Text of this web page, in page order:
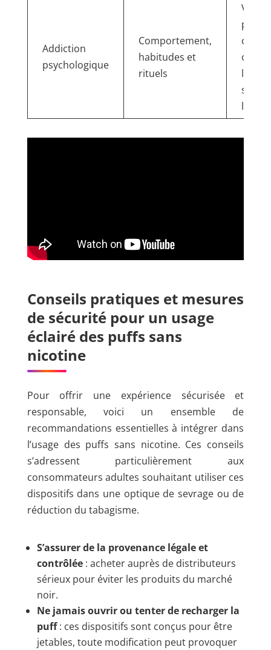
Addiction
psychologique
Comportement,
habitudes et
rituels
plus
courte
ou
selon
Conseils pratiques et mesures
de sécurité pour un usage
éclairé des puffs sans
nicotine
Pour offrir une expérience sécurisée et
responsable, voici un ensemble de
recommandations essentielles à intégrer dans
l’usage des puffs sans nicotine. Ces conseils
s’adressent particulièrement aux
consommateurs adultes souhaitant utiliser ces
dispositifs dans une optique de sevrage ou de
réduction du tabagisme.
S’assurer de la provenance légale et
contrôlée: acheter auprès de distributeurs
sérieux pour éviter les produits du marché
noir.
Ne jamais ouvrir ou tenter de recharger la
puff: ces dispositifs sont conçus pour être
jetables, toute modification peut provoquer